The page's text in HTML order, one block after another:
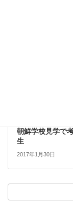
朝鮮学校見学で
生
2017年1月30日